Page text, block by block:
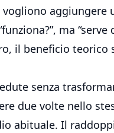
aggiungere
ma
il beneficio teorico
senza
due volte nello
abituale. Il